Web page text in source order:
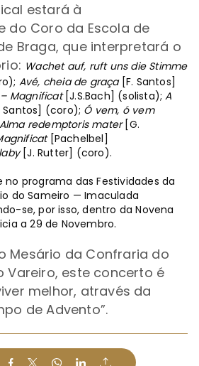
estará à
do Coro da Escola de
Braga, que interpretará o
Wachet auf, ruft uns die Stimme
Avé, cheia de graça[F. Santos]
Magnificat[J.S.Bach] (solista);A
(coro); Ó vem, ó vem
Alma redemptoris mater[G.
[Pachelbel]
[J. Rutter] (coro).
programa das Festividades da
do Sameiro — Imaculada
se, por isso, dentro da Novena
a 29 de Novembro.
Mesário da Confraria do
Vareiro, este concerto é
melhor, através da
de Advento”.